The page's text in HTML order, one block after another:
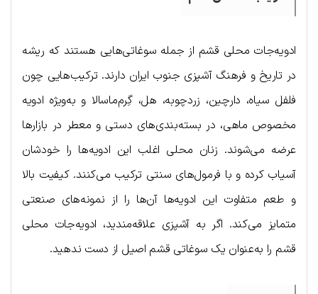
ادویه‌جات محلی قشم از جمله سوغاتی‌هایی هستند که ریشه
در تاریخ و فرهنگ آشپزی جنوب ایران دارند. ترکیب‌هایی چون
فلفل سیاه، دارچین، زردچوبه، هل، گِرم‌ماسالا و به‌ویژه ادویه
مخصوص ماهی، در بسته‌بندی‌های دستی و معطر در بازارها
عرضه می‌شوند. زنان محلی اغلب این ادویه‌ها را خودشان
آسیاب کرده و با فرمول‌های سنتی ترکیب می‌کنند. کیفیت بالا
و طعم متفاوت این ادویه‌ها آن‌ها را از نمونه‌های صنعتی
متمایز می‌کند. اگر به آشپزی علاقه‌مندید، ادویه‌جات محلی
قشم را به‌عنوان یک سوغاتی قشم اصیل از دست ندهید.